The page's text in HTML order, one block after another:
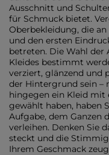
Ausschnitt und
für Schmuck bietet.
Oberbekleidung, die
und den ersten
betreten. Die Wahl der
Kleides bestimmt
verziert, glänzend und
der Hintergrund sein –
hingegen ein Kleid mit
gewählt haben, haben
Aufgabe, dem Ganzen
verleihen. Denken Sie
steckt und die
Ihrem Geschmack